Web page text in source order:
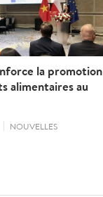
la promotion
alimentaires au
NOUVELLES